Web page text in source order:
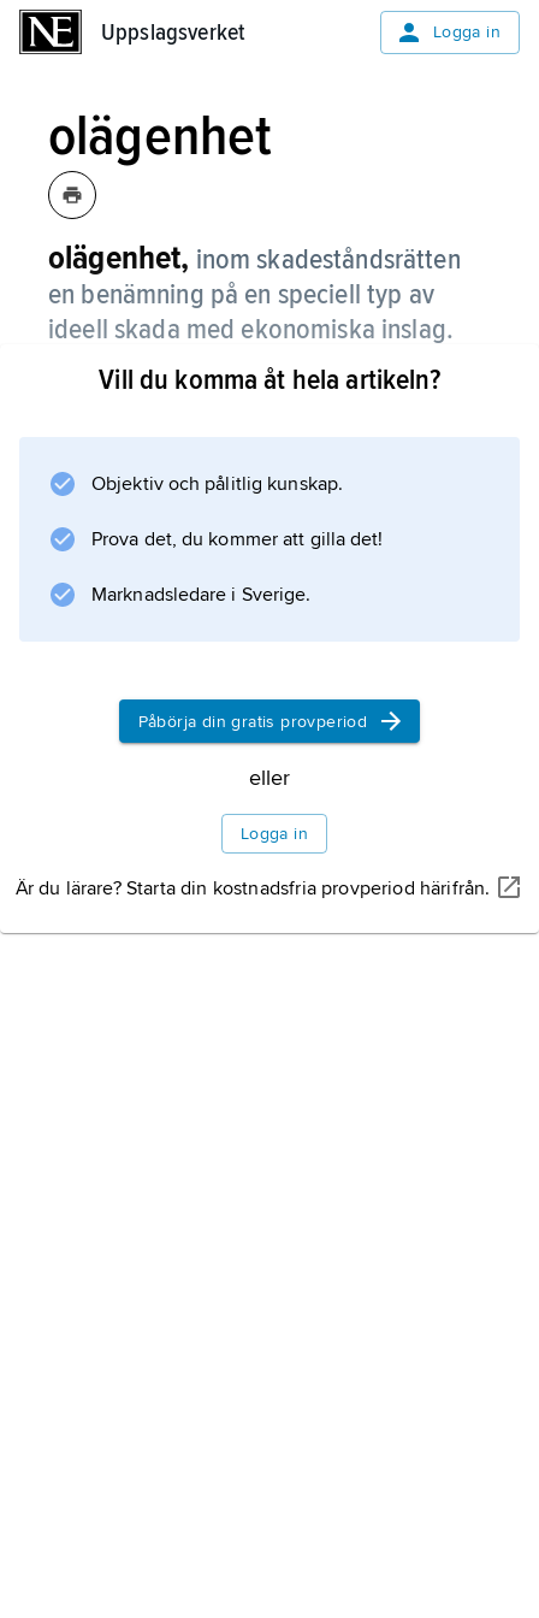
Uppslagsverket Logga in
olägenhet
olägenhet, inom skadeståndsrätten
en benämning på en speciell typ av
ideell skada med ekonomiska inslag.
Vid personskada ersätts – utom ekonomisk
Främst avses vissa skadeföljder efter den
ekonomiskt beräkna, t.ex. ökad anspänning
och liknande allmänna besvär i arbetet eller
särskild kostnad för
Information om artikeln
Vill du komma åt hela artikeln?
Objektiv och pålitlig kunskap.
Prova det, du kommer att gilla det!
Marknadsledare i Sverige.
Påbörja din gratis provperiod
eller
Logga in
Är du lärare? Starta din kostnadsfria provperiod härifrån.